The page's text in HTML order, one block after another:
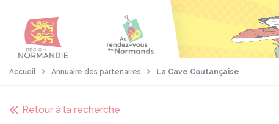
contenu
principal
page
Accueil Annuaire des partenaires La Cave Coutançaise
Retour à la recherche